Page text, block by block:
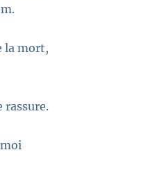
la mort,
rassure.